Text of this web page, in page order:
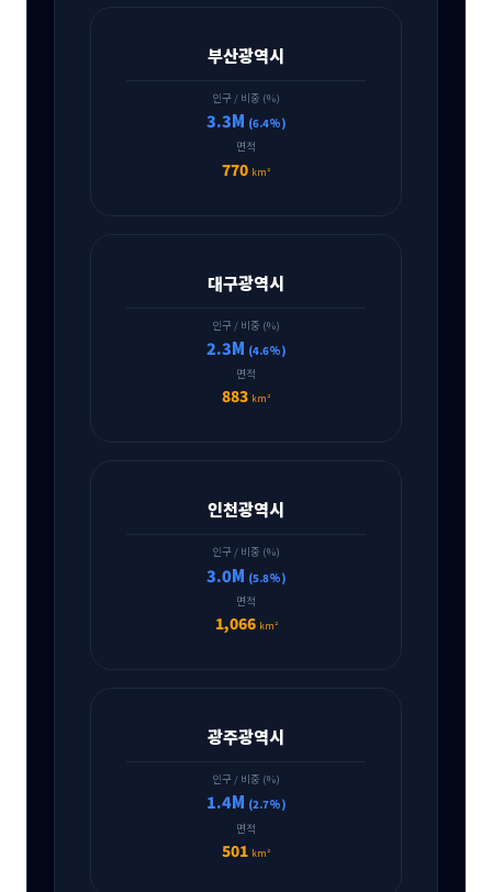
부산광역시
인구 / 비중 (%)
3.3M (6.4%)
면적
770 km²
대구광역시
인구 / 비중 (%)
2.3M (4.6%)
면적
883 km²
인천광역시
인구 / 비중 (%)
3.0M (5.8%)
면적
1,066 km²
광주광역시
인구 / 비중 (%)
1.4M (2.7%)
면적
501 km²